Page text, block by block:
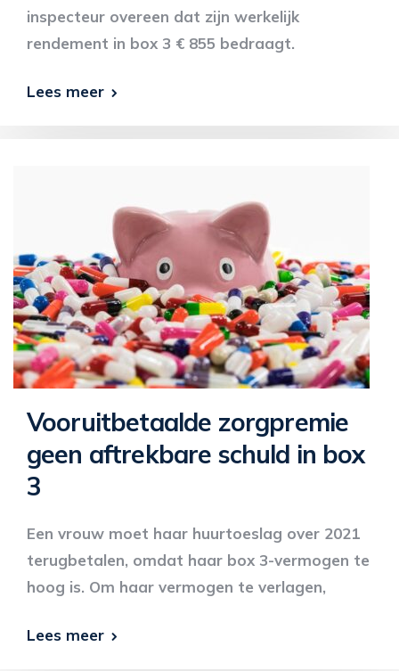
inspecteur overeen dat zijn werkelijk
rendement in box 3 € 855 bedraagt.
Lees meer
Vooruitbetaalde zorgpremie
geen aftrekbare schuld in box
3
Een vrouw moet haar huurtoeslag over 2021
terugbetalen, omdat haar box 3-vermogen te
hoog is. Om haar vermogen te verlagen,
Lees meer